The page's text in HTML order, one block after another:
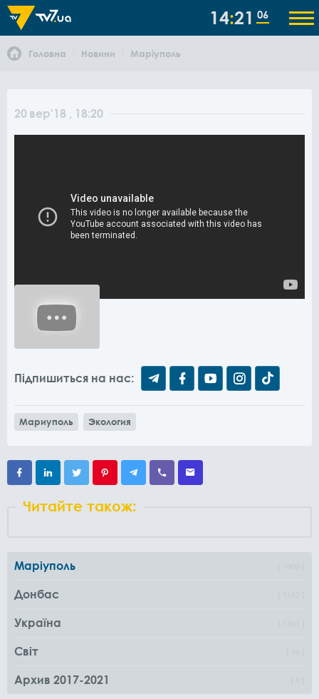
14 21 06
Головна Новини Маріуполь
20 вер'18 , 18:20
Підпишиться на нас:
Мариуполь Экология
Читайте також:
Маріуполь
Донбас
Україна
Світ
Архив 2017-2021